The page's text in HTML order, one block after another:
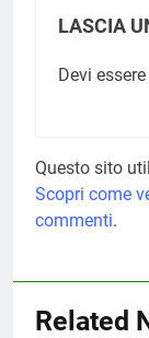
LASCIA
Devi essere
Questo sito
Scopri come
commenti.
Related